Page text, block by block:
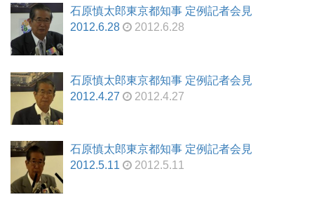
石原慎太郎東京都知事 定例記者会見
2012.6.28
2012.6.28
石原慎太郎東京都知事 定例記者会見
2012.4.27
2012.4.27
石原慎太郎東京都知事 定例記者会見
2012.5.11
2012.5.11